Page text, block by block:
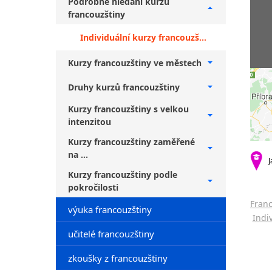
francouzštiny
Individuální kurzy francouzštiny Praha 10 + začátečníci
Kurzy francouzštiny ve městech
Druhy kurzů francouzštiny
Kurzy francouzštiny s velkou
intenzitou
Kurzy francouzštiny zaměřené
na ...
Kurzy francouzštiny podle
pokročilosti
výuka francouzštiny
učitelé francouzštiny
zkoušky z francouzštiny